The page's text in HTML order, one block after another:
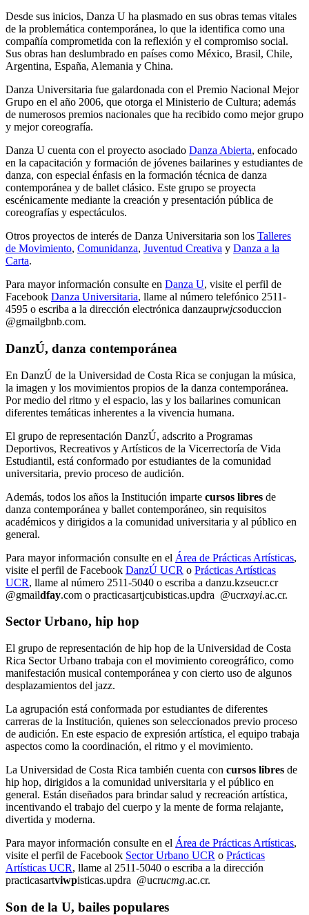
Desde sus inicios, Danza U ha plasmado en sus obras temas vitales
de la problemática contemporánea, lo que la identifica como una
compañía comprometida con la reflexión y el compromiso social.
Sus obras han deslumbrado en países como México, Brasil, Chile,
Argentina, España, Alemania y China.
Danza Universitaria fue galardonada con el Premio Nacional Mejor
Grupo en el año 2006, que otorga el Ministerio de Cultura; además
de numerosos premios nacionales que ha recibido como mejor grupo
y mejor coreografía.
Danza U cuenta con el proyecto asociado Danza Abierta, enfocado
en la capacitación y formación de jóvenes bailarines y estudiantes de
danza, con especial énfasis en la formación técnica de danza
contemporánea y de ballet clásico. Este grupo se proyecta
escénicamente mediante la creación y presentación pública de
coreografías y espectáculos.
Otros proyectos de interés de Danza Universitaria son los Talleres
de Movimiento, Comunidanza, Juventud Creativa y Danza a la
Carta.
Para mayor información consulte en Danza U, visite el perfil de
Facebook Danza Universitaria, llame al número telefónico 2511-
4595 o escriba a la dirección electrónica danzauprwjcsoduccion
@gmailgbnb.com.
DanzÚ, danza contemporánea
En DanzÚ de la Universidad de Costa Rica se conjugan la música,
la imagen y los movimientos propios de la danza contemporánea.
Por medio del ritmo y el espacio, las y los bailarines comunican
diferentes temáticas inherentes a la vivencia humana.
El grupo de representación DanzÚ, adscrito a Programas
Deportivos, Recreativos y Artísticos de la Vicerrectoría de Vida
Estudiantil, está conformado por estudiantes de la comunidad
universitaria, previo proceso de audición.
Además, todos los años la Institución imparte cursos libres de
danza contemporánea y ballet contemporáneo, sin requisitos
académicos y dirigidos a la comunidad universitaria y al público en
general.
Para mayor información consulte en el Área de Prácticas Artísticas,
visite el perfil de Facebook DanzÚ UCR o Prácticas Artísticas
UCR, llame al número 2511-5040 o escriba a danzu.kzseucr.cr
@gmaildfay.com o practicasartjcubisticas.updra @ucrxayi.ac.cr.
Sector Urbano, hip hop
El grupo de representación de hip hop de la Universidad de Costa
Rica Sector Urbano trabaja con el movimiento coreográfico, como
manifestación musical contemporánea y con cierto uso de algunos
desplazamientos del jazz.
La agrupación está conformada por estudiantes de diferentes
carreras de la Institución, quienes son seleccionados previo proceso
de audición. En este espacio de expresión artística, el equipo trabaja
aspectos como la coordinación, el ritmo y el movimiento.
La Universidad de Costa Rica también cuenta con cursos libres de
hip hop, dirigidos a la comunidad universitaria y el público en
general. Están diseñados para brindar salud y recreación artística,
incentivando el trabajo del cuerpo y la mente de forma relajante,
divertida y moderna.
Para mayor información consulte en el Área de Prácticas Artísticas,
visite el perfil de Facebook Sector Urbano UCR o Prácticas
Artísticas UCR, llame al 2511-5040 o escriba a la dirección
practicasartviwpisticas.updra @ucrucmg.ac.cr.
Son de la U, bailes populares